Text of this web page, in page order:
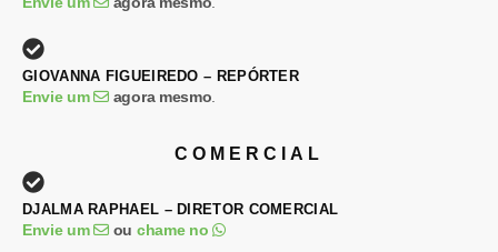
GIOVANNA FIGUEIREDO – REPÓRTER
Envie um agora mesmo
COMERCIAL
DJALMA RAPHAEL – DIRETOR COMERCIAL
Envie um ou chame no